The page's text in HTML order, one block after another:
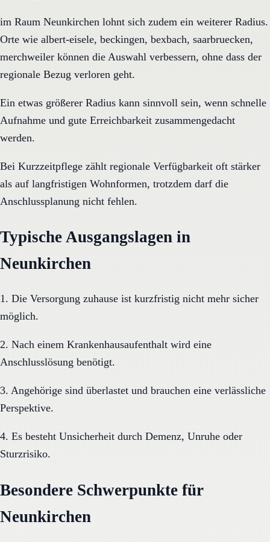
im Raum Neunkirchen lohnt sich zudem ein weiterer Radius.
Orte wie albert-eisele, beckingen, bexbach, saarbruecken,
merchweiler können die Auswahl verbessern, ohne dass der
regionale Bezug verloren geht.
Ein etwas größerer Radius kann sinnvoll sein, wenn schnelle
Aufnahme und gute Erreichbarkeit zusammengedacht
werden.
Bei Kurzzeitpflege zählt regionale Verfügbarkeit oft stärker
als auf langfristigen Wohnformen, trotzdem darf die
Anschlussplanung nicht fehlen.
Typische Ausgangslagen in
Neunkirchen
1. Die Versorgung zuhause ist kurzfristig nicht mehr sicher
möglich.
2. Nach einem Krankenhausaufenthalt wird eine
Anschlusslösung benötigt.
3. Angehörige sind überlastet und brauchen eine verlässliche
Perspektive.
4. Es besteht Unsicherheit durch Demenz, Unruhe oder
Sturzrisiko.
Besondere Schwerpunkte für
Neunkirchen